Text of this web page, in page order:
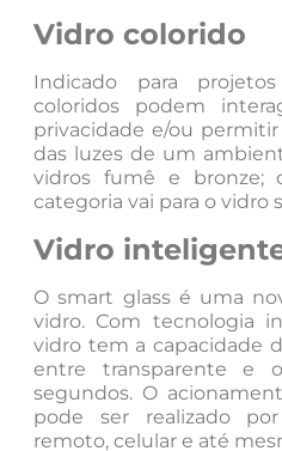
Vidro colorido
Indicado para
coloridos podem
privacidade e/ou
das luzes de um
vidros fumê e bronze;
categoria vai para o vidro
Vidro
O smart glass é uma
vidro. Com tecnologia
vidro tem a capacidade
entre transparente e
segundos. O
pode ser realizado
remoto, celular e até